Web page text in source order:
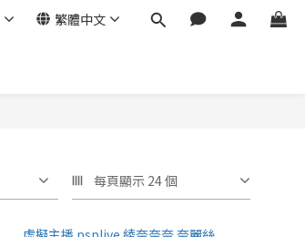
繁體中文
每頁顯示 24 個